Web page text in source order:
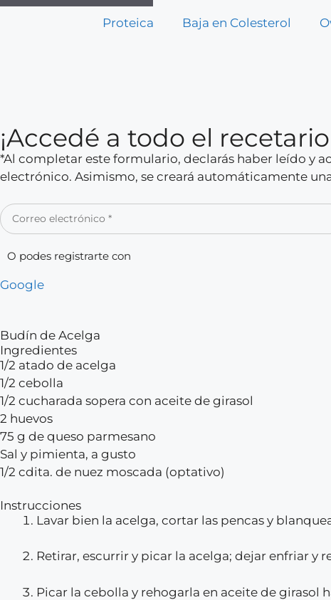
Proteica Baja en Colesterol
¡Accedé a todo el
*Al completar este formulario, declarás haber leído y
electrónico. Asimismo, se creará automáticamente
O podes registrarte con
Google
Budín de Acelga
Ingredientes
1/2 atado de acelga
1/2 cebolla
1/2 cucharada sopera con aceite de girasol
2 huevos
75 g de queso parmesano
Sal y pimienta, a gusto
1/2 cdita. de nuez moscada (optativo)
Instrucciones
Lavar bien la acelga, cortar las pencas y
Retirar, escurrir y picar la acelga; dejar enfriar y
Picar la cebolla y rehogarla en aceite de girasol